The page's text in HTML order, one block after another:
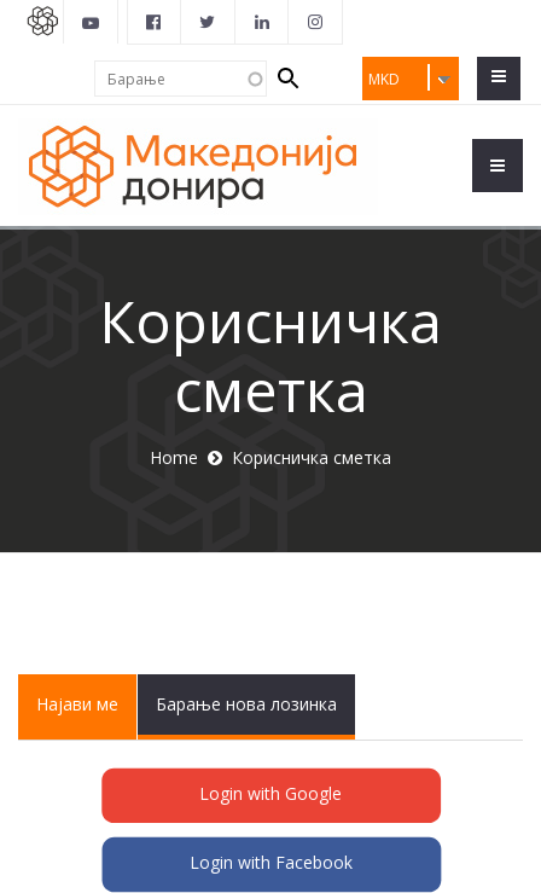
MKD
Search
form
Корисничка
сметка
Home Корисничка сметка
Primary tabs
Најави ме (activeБарање нова лозинка
Login with Google
Login with Facebook